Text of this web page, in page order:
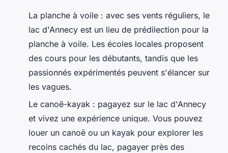
La planche à voile : avec ses vents réguliers, le
lac d'Annecy est un lieu de prédilection pour la
planche à voile. Les écoles locales proposent
des cours pour les débutants, tandis que les
passionnés expérimentés peuvent s'élancer sur
les vagues.
Le canoë-kayak : pagayez sur le lac d'Annecy
et vivez une expérience unique. Vous pouvez
louer un canoë ou un kayak pour explorer les
recoins cachés du lac, pagayer près des